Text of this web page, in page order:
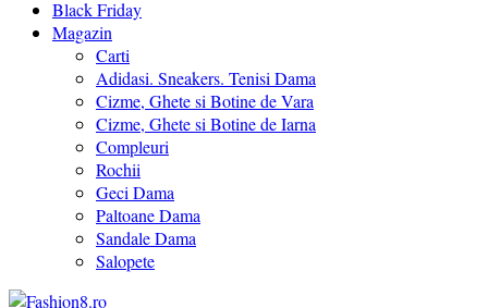
Black Friday
Magazin
Carti
Adidasi. Sneakers. Tenisi Dama
Cizme, Ghete si Botine de Vara
Cizme, Ghete si Botine de Iarna
Compleuri
Rochii
Geci Dama
Paltoane Dama
Sandale Dama
Salopete